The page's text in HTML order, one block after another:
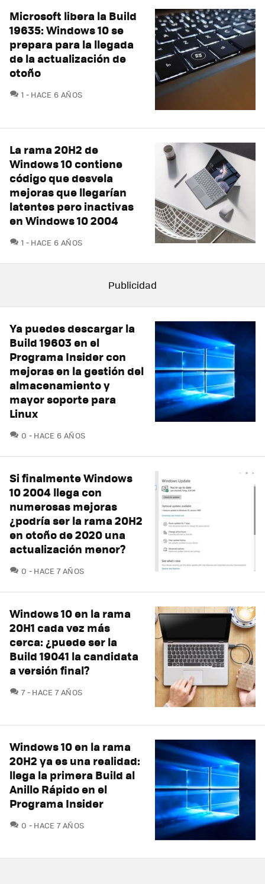
Microsoft libera la Build
19635: Windows 10 se
prepara para la llegada
de la actualización de
otoño
1 COMENTARIOS
HACE 6 AÑOS
La rama 20H2 de
Windows 10 contiene
código que desvela
mejoras que llegarían
latentes pero inactivas
en Windows 10 2004
1 COMENTARIOS
HACE 6 AÑOS
Ya puedes descargar la
Build 19603 en el
Programa Insider con
mejoras en la gestión del
almacenamiento y
mayor soporte para
Linux
0 COMENTARIOS
HACE 6 AÑOS
Si finalmente Windows
10 2004 llega con
numerosas mejoras
¿podría ser la rama 20H2
en otoño de 2020 una
actualización menor?
0 COMENTARIOS
HACE 7 AÑOS
Windows 10 en la rama
20H1 cada vez más
cerca: ¿puede ser la
Build 19041 la candidata
a versión final?
7COMENTARIOS
HACE 7 AÑOS
Windows 10 en la rama
20H2 ya es una realidad:
llega la primera Build al
Anillo Rápido en el
Programa Insider
0 COMENTARIOS
HACE 7 AÑOS